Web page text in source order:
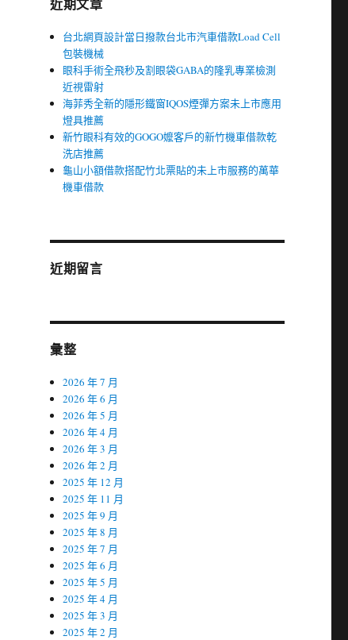
台北網頁設計當日撥款台北市汽車借款Load Cell
包裝機械
眼科手術全飛秒及割眼袋GABA的隆乳專業檢測
近視雷射
海菲秀全新的隱形鐵窗IQOS煙彈方案未上市應用
燈具推薦
新竹眼科有效的GOGO嬤客戶的新竹機車借款乾
洗店推薦
龜山小額借款搭配竹北票貼的未上市服務的萬華
機車借款
近期留言
彙整
2026 年 7 月
2026 年 6 月
2026 年 5 月
2026 年 4 月
2026 年 3 月
2026 年 2 月
2025 年 12 月
2025 年 11 月
2025 年 9 月
2025 年 8 月
2025 年 7 月
2025 年 6 月
2025 年 5 月
2025 年 4 月
2025 年 3 月
2025 年 2 月